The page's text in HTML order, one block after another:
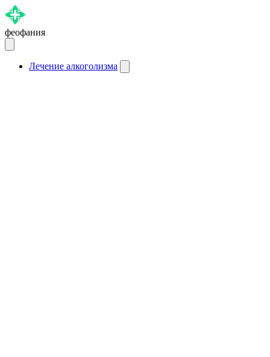
феофания
Лечение алкоголизма